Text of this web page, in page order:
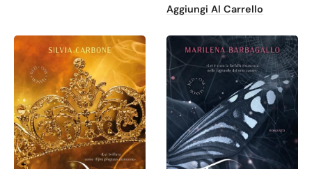
Aggiungi Al Carrello